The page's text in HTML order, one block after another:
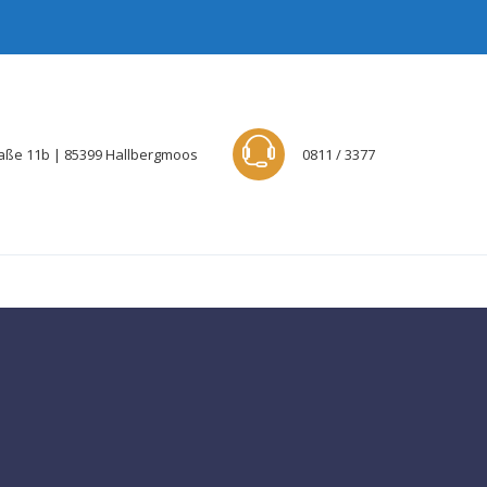
0811 / 3377
11b | 85399 Hallbergmoos